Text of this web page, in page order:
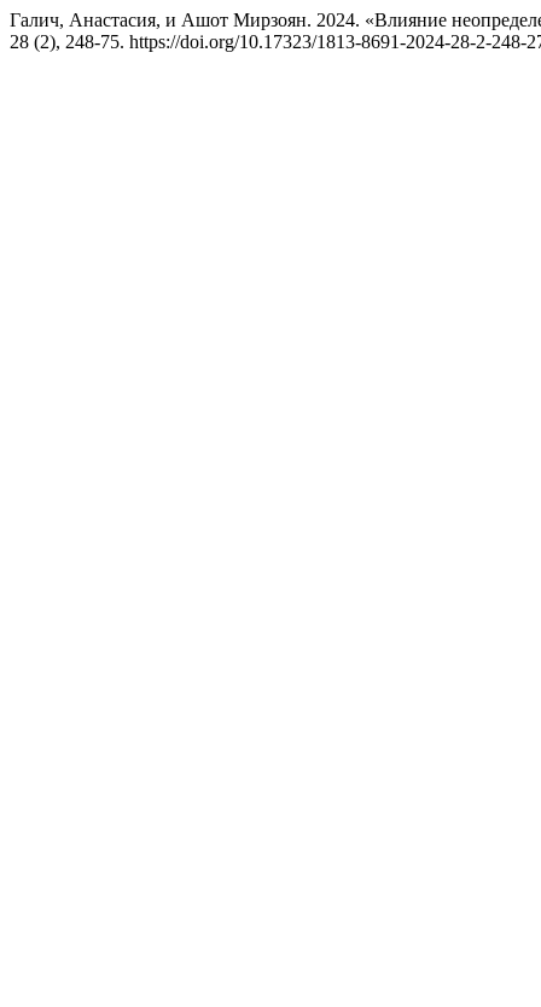
Галич, Анастасия, и Ашот Мирзоян. 2024. «Влияние
28 (2), 248-75. https://doi.org/10.17323/1813-8691-2024-28-2-248-